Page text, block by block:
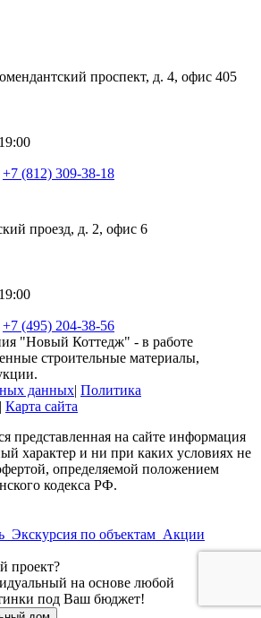
проспект, д. 4, офис 405
+7 (812) 309-38-18
проезд, д. 2, офис 6
+7 (495) 204-38-56
"Новый Коттедж" - в работе
строительные материалы,
данных| Политика
| Карта сайта
представленная на сайте информация
характер и ни при каких условиях не
определяемой положением
кодекса РФ.
Экскурсия по объектам Акции
проект?
на основе любой
под Ваш бюджет!